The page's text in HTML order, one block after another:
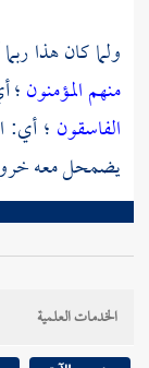
ولما كان هذا
منهم المؤمنون؛
الفاسقون ؛ أي:
يضمحل معه
الخدمات العلمية